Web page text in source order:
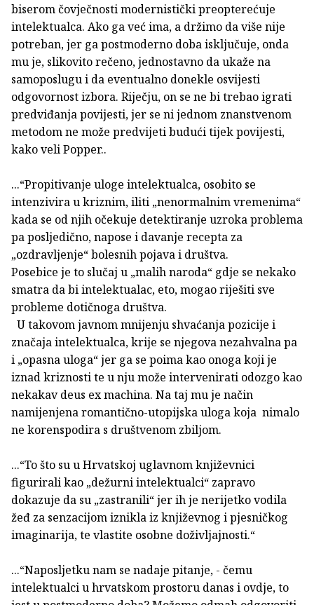
biserom čovječnosti modernistički preopterećuje
intelektualca. Ako ga već ima, a držimo da više nije
potreban, jer ga postmoderno doba isključuje, onda
mu je, slikovito rečeno, jednostavno da ukaže na
samoposlugu i da eventualno donekle osvijesti
odgovornost izbora. Riječju, on se ne bi trebao igrati
predviđanja povijesti, jer se ni jednom znanstvenom
metodom ne može predvijeti budući tijek povijesti,
kako veli Popper..
...“Propitivanje uloge intelektualca, osobito se
intenzivira u kriznim, iliti „nenormalnim vremenima“
kada se od njih očekuje detektiranje uzroka problema
pa posljedično, napose i davanje recepta za
„ozdravljenje“ bolesnih pojava i društva.
Posebice je to slučaj u „malih naroda“ gdje se nekako
smatra da bi intelektualac, eto, mogao riješiti sve
probleme dotičnoga društva.
U takovom javnom mnijenju shvaćanja pozicije i
značaja intelektualca, krije se njegova nezahvalna pa
i „opasna uloga“ jer ga se poima kao onoga koji je
iznad kriznosti te u nju može intervenirati odozgo kao
nekakav deus ex machina. Na taj mu je način
namijenjena romantično-utopijska uloga koja nimalo
ne korenspodira s društvenom zbiljom.
...“To što su u Hrvatskoj uglavnom književnici
figurirali kao „dežurni intelektualci“ zapravo
dokazuje da su „zastranili“ jer ih je nerijetko vodila
žeđ za senzacijom iznikla iz književnog i pjesničkog
imaginarija, te vlastite osobne doživljajnosti.“
...“Naposljetku nam se nadaje pitanje, - čemu
intelektualci u hrvatskom prostoru danas i ovdje, to